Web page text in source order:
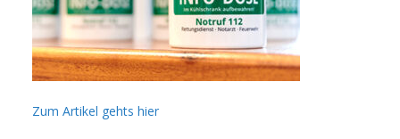
Zum Artikel gehts hier